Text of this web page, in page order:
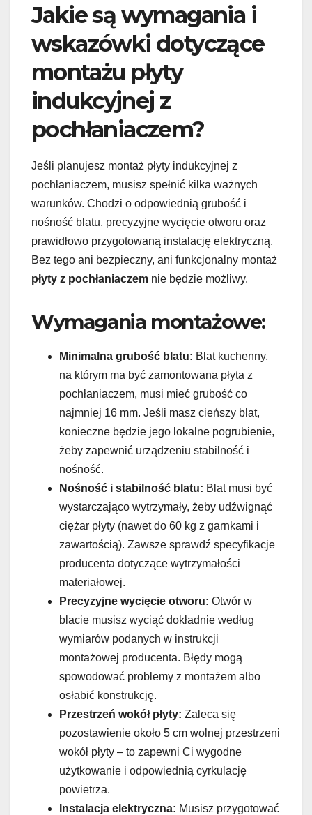
Jakie są wymagania i
wskazówki dotyczące
montażu płyty
indukcyjnej z
pochłaniaczem?
Jeśli planujesz montaż płyty indukcyjnej z
pochłaniaczem, musisz spełnić kilka ważnych
warunków. Chodzi o odpowiednią grubość i
nośność blatu, precyzyjne wycięcie otworu oraz
prawidłowo przygotowaną instalację elektryczną.
Bez tego ani bezpieczny, ani funkcjonalny montaż
płyty z pochłaniaczem nie będzie możliwy.
Wymagania montażowe:
Minimalna grubość blatu: Blat kuchenny,
na którym ma być zamontowana płyta z
pochłaniaczem, musi mieć grubość co
najmniej 16 mm. Jeśli masz cieńszy blat,
konieczne będzie jego lokalne pogrubienie,
żeby zapewnić urządzeniu stabilność i
nośność.
Nośność i stabilność blatu: Blat musi być
wystarczająco wytrzymały, żeby udźwignąć
ciężar płyty (nawet do 60 kg z garnkami i
zawartością). Zawsze sprawdź specyfikacje
producenta dotyczące wytrzymałości
materiałowej.
Precyzyjne wycięcie otworu: Otwór w
blacie musisz wyciąć dokładnie według
wymiarów podanych w instrukcji
montażowej producenta. Błędy mogą
spowodować problemy z montażem albo
osłabić konstrukcję.
Przestrzeń wokół płyty: Zaleca się
pozostawienie około 5 cm wolnej przestrzeni
wokół płyty – to zapewni Ci wygodne
użytkowanie i odpowiednią cyrkulację
powietrza.
Instalacja elektryczna: Musisz przygotować